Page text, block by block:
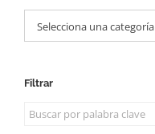
Selecciona una categoría
Filtrar